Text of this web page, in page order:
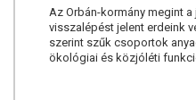
Az Orbán-kormány megint
visszalépést jelent erdeink
szerint szűk csoportok
ökológiai és közjóléti